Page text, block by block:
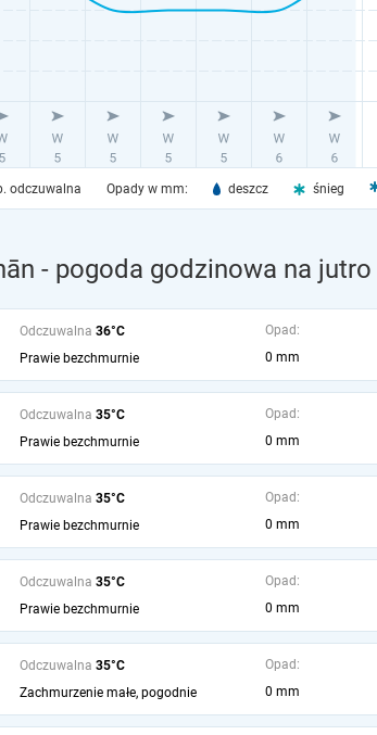
odczuwalna Opady w mm: deszcz śnieg
- pogoda godzinowa na jutro
Odczuwalna 36°C
Prawie bezchmurnie
Opad:
0 mm
Odczuwalna 35°C
Prawie bezchmurnie
Opad:
0 mm
Odczuwalna 35°C
Prawie bezchmurnie
Opad:
0 mm
Odczuwalna 35°C
Prawie bezchmurnie
Opad:
0 mm
Odczuwalna 35°C
Zachmurzenie małe, pogodnie
Opad:
0 mm